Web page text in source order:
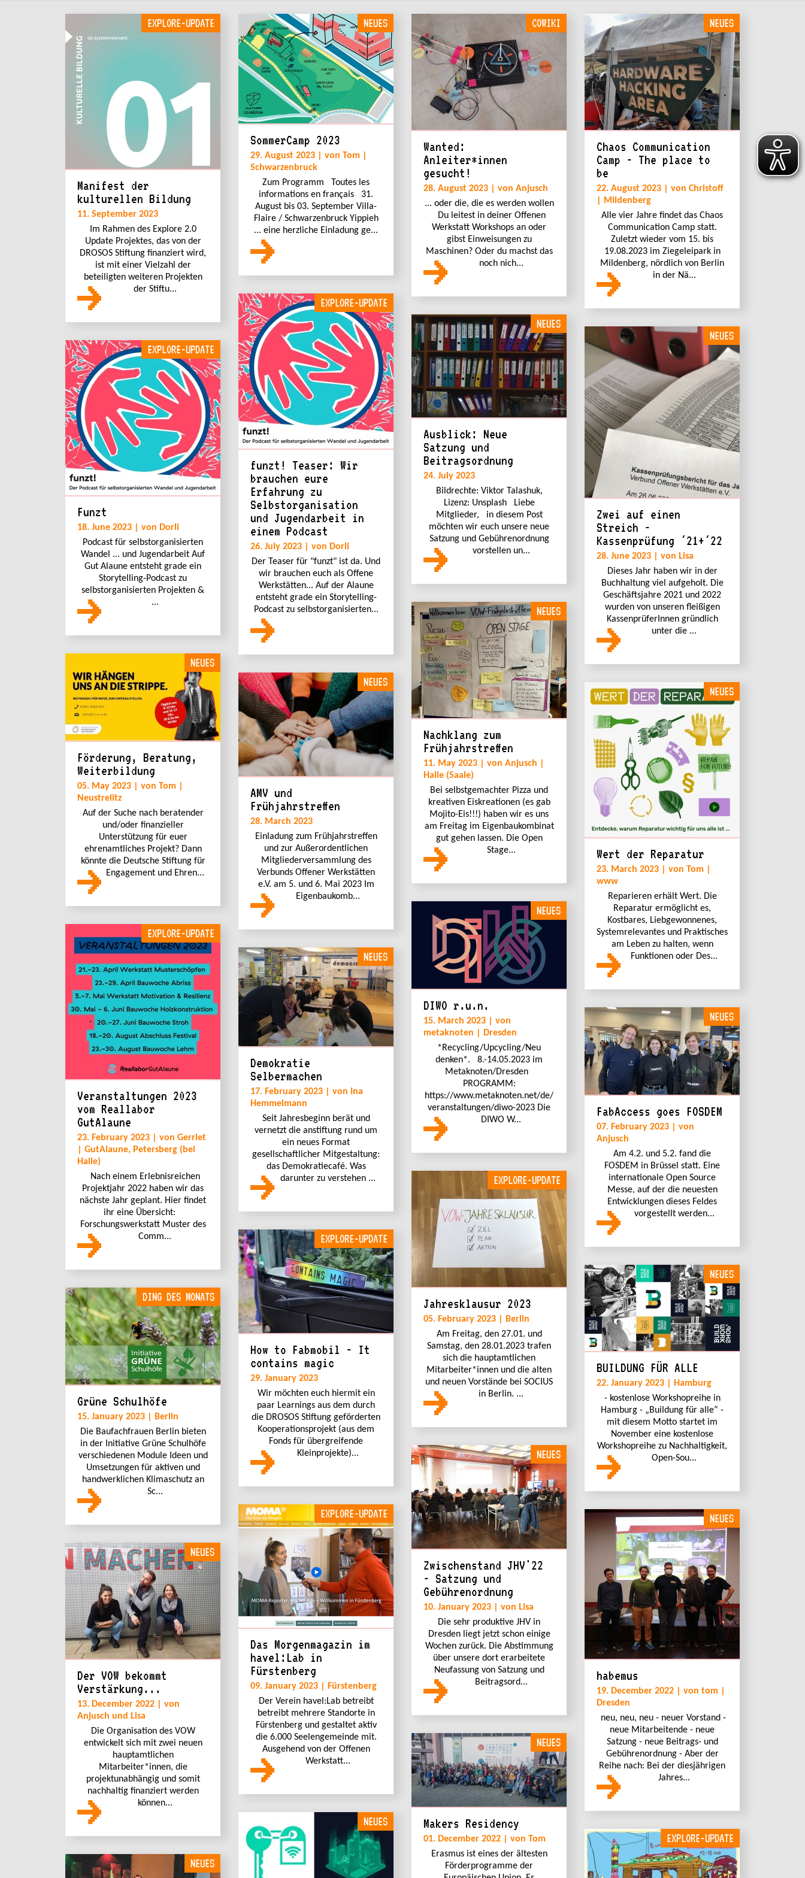
EXPLORE-UPDATE
Manifest der
kulturellen Bildung
11. September 2023
Im Rahmen des Explore 2.0
Update Projektes, das von der
DROSOS Stiftung finanziert wird,
ist mit einer Vielzahl der
beteiligten weiteren Projekten
der Stiftu...
NEUES
SommerCamp 2023
29. August 2023 | von Tom |
Schwarzenbruck
Zum Programm Toutes les
informations en français 31.
August bis 03. September Villa-
Flaire / Schwarzenbruck Yippieh
... eine herzliche Einladung ge...
COWIKI
Wanted:
Anleiter*innen
gesucht!
28. August 2023 | von Anjusch
... oder die, die es werden wollen
Du leitest in deiner Offenen
Werkstatt Workshops an oder
gibst Einweisungen zu
Maschinen? Oder du machst das
noch nich...
NEUES
Chaos Communication
Camp - The place to
be
22. August 2023 | von Christoff
| Mildenberg
Alle vier Jahre findet das Chaos
Communication Camp statt.
Zuletzt wieder vom 15. bis
19.08.2023 im Ziegeleipark in
Mildenberg, nördlich von Berlin
in der Nä...
EXPLORE-UPDATE
funzt! Teaser: Wir
brauchen eure
Erfahrung zu
Selbstorganisation
und Jugendarbeit in
einem Podcast
26. July 2023 | von Dorli
Der Teaser für "funzt" ist da. Und
wir brauchen euch als Offene
Werkstätten... Auf der Alaune
entsteht grade ein Storytelling-
Podcast zu selbstorganisierten...
NEUES
Ausblick: Neue
Satzung und
Beitragsordnung
24. July 2023
Bildrechte: Viktor Talashuk,
Lizenz: Unsplash Liebe
Mitglieder, in diesem Post
möchten wir euch unsere neue
Satzung und Gebührenordnung
vorstellen un...
NEUES
Zwei auf einen
Streich -
Kassenprüfung ´21+´22
28. June 2023 | von Lisa
Dieses Jahr haben wir in der
Buchhaltung viel aufgeholt. Die
Geschäftsjahre 2021 und 2022
wurden von unseren fleißigen
KassenprüferInnen gründlich
unter die ...
EXPLORE-UPDATE
Funzt
18. June 2023 | von Dorli
Podcast für selbstorganisierten
Wandel ... und Jugendarbeit Auf
Gut Alaune entsteht grade ein
Storytelling-Podcast zu
selbstorganisierten Projekten &
...
NEUES
Nachklang zum
Frühjahrstreffen
11. May 2023 | von Anjusch |
Halle (Saale)
Bei selbstgemachter Pizza und
kreativen Eiskreationen (es gab
Mojito-Eis!!!) haben wir es uns
am Freitag im Eigenbaukombinat
gut gehen lassen. Die Open
Stage...
NEUES
Förderung, Beratung,
Weiterbildung
05. May 2023 | von Tom |
Neustrelitz
Auf der Suche nach beratender
und/oder finanzieller
Unterstützung für euer
ehrenamtliches Projekt? Dann
könnte die Deutsche Stiftung für
Engagement und Ehren...
NEUES
AMV und
Frühjahrstreffen
28. March 2023
Einladung zum Frühjahrstreffen
und zur Außerordentlichen
Mitgliederversammlung des
Verbunds Offener Werkstätten
e.V. am 5. und 6. Mai 2023 Im
Eigenbaukomb...
NEUES
Wert der Reparatur
23. March 2023 | von Tom |
www
Reparieren erhält Wert. Die
Reparatur ermöglicht es,
Kostbares, Liebgewonnenes,
Systemrelevantes und Praktisches
am Leben zu halten, wenn
Funktionen oder Des...
NEUES
DIWO r.u.n.
15. March 2023 | von
metaknoten | Dresden
*Recycling/Upcycling/Neu
denken*. 8.-14.05.2023 im
Metaknoten/Dresden
PROGRAMM:
https://www.metaknoten.net/de/
veranstaltungen/diwo-2023 Die
DIWO W...
EXPLORE-UPDATE
Veranstaltungen 2023
vom Reallabor
GutAlaune
23. February 2023 | von Gerriet
| GutAlaune, Petersberg (bei
Halle)
Nach einem Erlebnisreichen
Projektjahr 2022 haben wir das
nächste Jahr geplant. Hier findet
ihr eine Übersicht:
Forschungswerkstatt Muster des
Comm...
NEUES
Demokratie
Selbermachen
17. February 2023 | von Ina
Hemmelmann
Seit Jahresbeginn berät und
vernetzt die anstiftung rund um
ein neues Format
gesellschaftlicher Mitgestaltung:
das Demokratiecafé. Was
darunter zu verstehen ...
NEUES
FabAccess goes FOSDEM
07. February 2023 | von
Anjusch
Am 4.2. und 5.2. fand die
FOSDEM in Brüssel statt. Eine
internationale Open Source
Messe, auf der die neuesten
Entwicklungen dieses Feldes
vorgestellt werden...
EXPLORE-UPDATE
Jahresklausur 2023
05. February 2023 | Berlin
Am Freitag, den 27.01. und
Samstag, den 28.01.2023 trafen
sich die hauptamtlichen
Mitarbeiter*innen und die alten
und neuen Vorstände bei SOCIUS
in Berlin. ...
EXPLORE-UPDATE
How to Fabmobil - It
contains magic
29. January 2023
Wir möchten euch hiermit ein
paar Learnings aus dem durch
die DROSOS Stiftung geförderten
Kooperationsprojekt (aus dem
Fonds für übergreifende
Kleinprojekte)...
NEUES
BUILDUNG FÜR ALLE
22. January 2023 | Hamburg
- kostenlose Workshopreihe in
Hamburg - „Buildung für alle“ -
mit diesem Motto startet im
November eine kostenlose
Workshopreihe zu Nachhaltigkeit,
Open-Sou...
DING DES MONATS
Grüne Schulhöfe
15. January 2023 | Berlin
Die Baufachfrauen Berlin bieten
in der Initiative Grüne Schulhöfe
verschiedenen Module Ideen und
Umsetzungen für aktiven und
handwerklichen Klimaschutz an
Sc...
NEUES
Zwischenstand JHV'22
- Satzung und
Gebührenordnung
10. January 2023 | von Lisa
Die sehr produktive JHV in
Dresden liegt jetzt schon einige
Wochen zurück. Die Abstimmung
über unsere dort erarbeitete
Neufassung von Satzung und
Beitragsord...
EXPLORE-UPDATE
Das Morgenmagazin im
havel:Lab in
Fürstenberg
09. January 2023 | Fürstenberg
Der Verein havel:Lab betreibt
betreibt mehrere Standorte in
Fürstenberg und gestaltet aktiv
die 6.000 Seelengemeinde mit.
Ausgehend von der Offenen
Werkstatt...
NEUES
habemus
19. December 2022 | von tom |
Dresden
neu, neu, neu - neuer Vorstand -
neue Mitarbeitende - neue
Satzung - neue Beitrags- und
Gebührenordnung - Aber der
Reihe nach: Bei der diesjährigen
Jahres...
NEUES
Der VOW bekommt
Verstärkung...
13. December 2022 | von
Anjusch und Lisa
Die Organisation des VOW
entwickelt sich mit zwei neuen
hauptamtlichen
Mitarbeiter*innen, die
projektunabhängig und somit
nachhaltig finanziert werden
können...
NEUES
Makers Residency
01. December 2022 | von Tom
Erasmus ist eines der ältesten
Förderprogramme der
NEUES
EXPLORE-UPDATE
NEUES